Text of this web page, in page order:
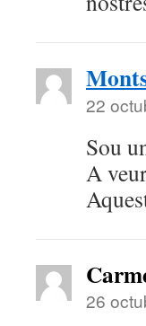
22
Sou
A
26